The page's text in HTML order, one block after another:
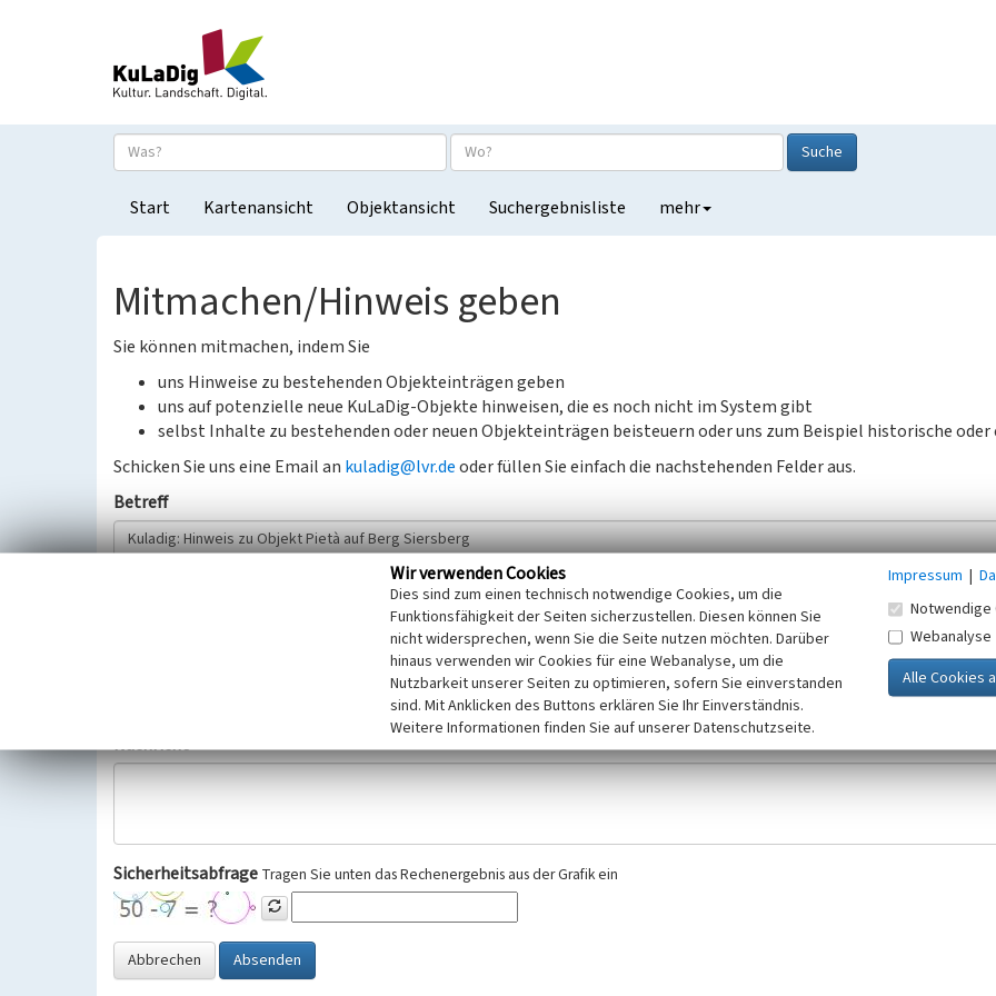
Suche
Start Kartenansicht Objektansicht Suchergebnisliste mehr
Mitmachen/Hinweis geben
Sie können mitmachen, indem Sie
uns Hinweise zu bestehenden Objekteinträgen geben
uns auf potenzielle neue KuLaDig-Objekte hinweisen, die es noch nicht im System gibt
selbst Inhalte zu bestehenden oder neuen Objekteinträgen beisteuern oder uns zum Beispiel historische oder
Schicken Sie uns eine Email an kuladig@lvr.deoder füllen Sie einfach die nachstehenden Felder aus.
Betreff
Wir bitten Sie um freiwillige Angabe Ihres Namens und Ihrer E-Mail-Adresse. Ihre Angaben werden ausschließlich im Rahmen der KuLaDig-
Selbstverständlich werden diese entsprechend der Vorschriften des Telemediengesetzes, des Datenschutzgesetzes NRW und der seit
Datenschutzgrundverordnung (EU-DSGVO) vertraulich behandelt, beachten Sie bitte unsere Hinweise zumDatenschutz
Nachricht
Sicherheitsabfrage Tragen Sie unten das Rechenergebnis aus der Grafik ein
Abbrechen Absenden
Wir verwenden Cookies
Dies sind zum einen technisch notwendige Cookies, um die
Funktionsfähigkeit der Seiten sicherzustellen. Diesen können Sie
nicht widersprechen, wenn Sie die Seite nutzen möchten. Darüber
hinaus verwenden wir Cookies für eine Webanalyse, um die
Nutzbarkeit unserer Seiten zu optimieren, sofern Sie einverstanden
sind. Mit Anklicken des Buttons erklären Sie Ihr Einverständnis.
Weitere Informationen finden Sie auf unserer Datenschutzseite.
Impressum |
Notwendige
Webanalyse